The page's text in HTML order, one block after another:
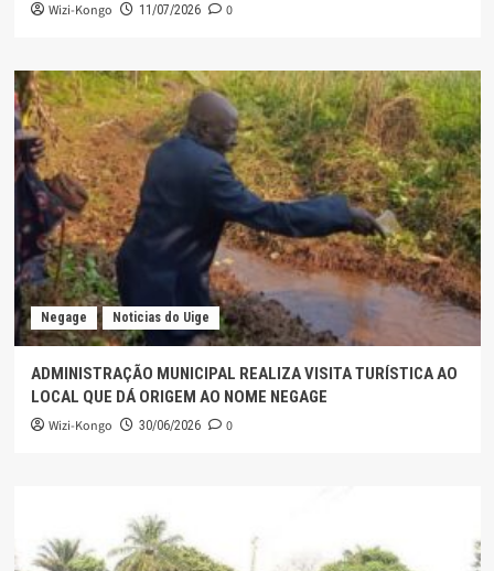
Wizi-Kongo 11/07/2026 0
Negage Noticias do Uige
ADMINISTRAÇÃO MUNICIPAL REALIZA VISITA TURÍSTICA AO
LOCAL QUE DÁ ORIGEM AO NOME NEGAGE
Wizi-Kongo 30/06/2026 0